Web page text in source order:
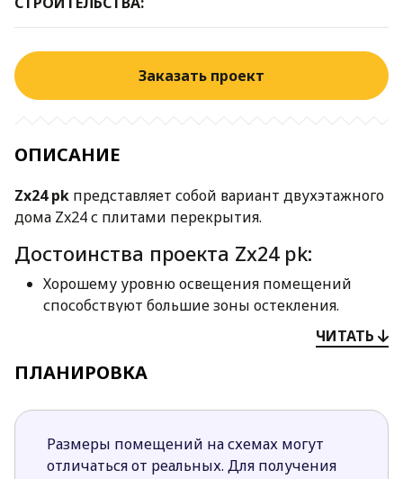
Заказать проект
ОПИСАНИЕ
Zx24 pk представляет собой вариант двухэтажного
дома Zx24 с плитами перекрытия.
Достоинства проекта Zx24 pk:
Хорошему уровню освещения помещений
способствуют большие зоны остекления.
Интерьер грамотно продуман, подразумевает
четкое разделение пространства на зоны.
Планировка эргономична и удобна в
На первом этаже предусмотрена небольшая
ночная зона-справа от прихожей
спроектирована дополнительная комната.
ЧИТАТЬ
ПЛАНИРОВКА
Размеры помещений на схемах могут
отличаться от реальных. Для получения